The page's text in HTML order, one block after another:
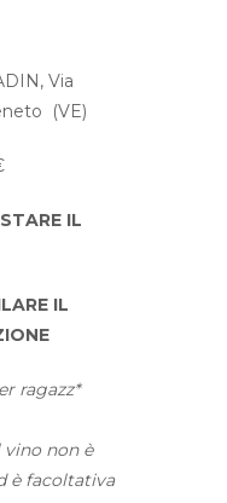
Via
(VE)
IL
IL
ragazz*
vino non è
è facoltativa